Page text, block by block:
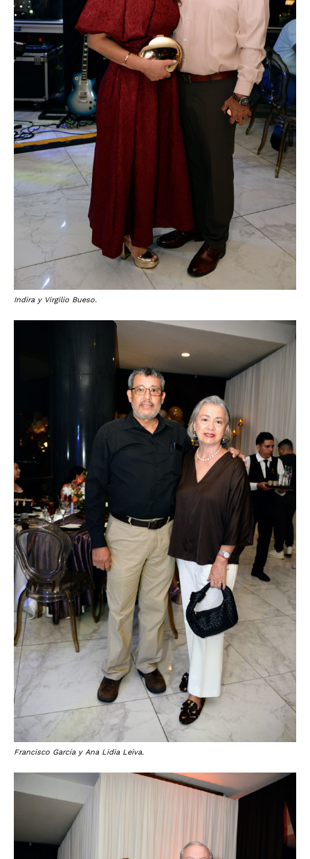
Indira y Virgilio Bueso.
Francisco García y Ana Lidia Leiva.